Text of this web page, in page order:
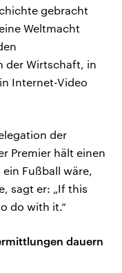
gebracht
Weltmacht
der Wirtschaft, in
Internet-Video
der
Premier hält einen
ein Fußball wäre,
sagt er: „If this
do with it.“
dauern